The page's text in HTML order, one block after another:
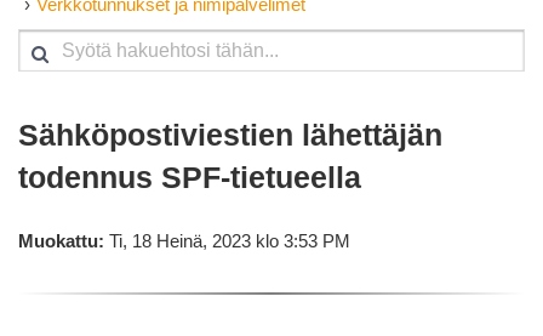
Verkkotunnukset ja nimipalvelimet
Sähköpostiviestien lähettäjän
todennus SPF-tietueella
Muokattu: Ti, 18 Heinä, 2023 klo 3:53 PM